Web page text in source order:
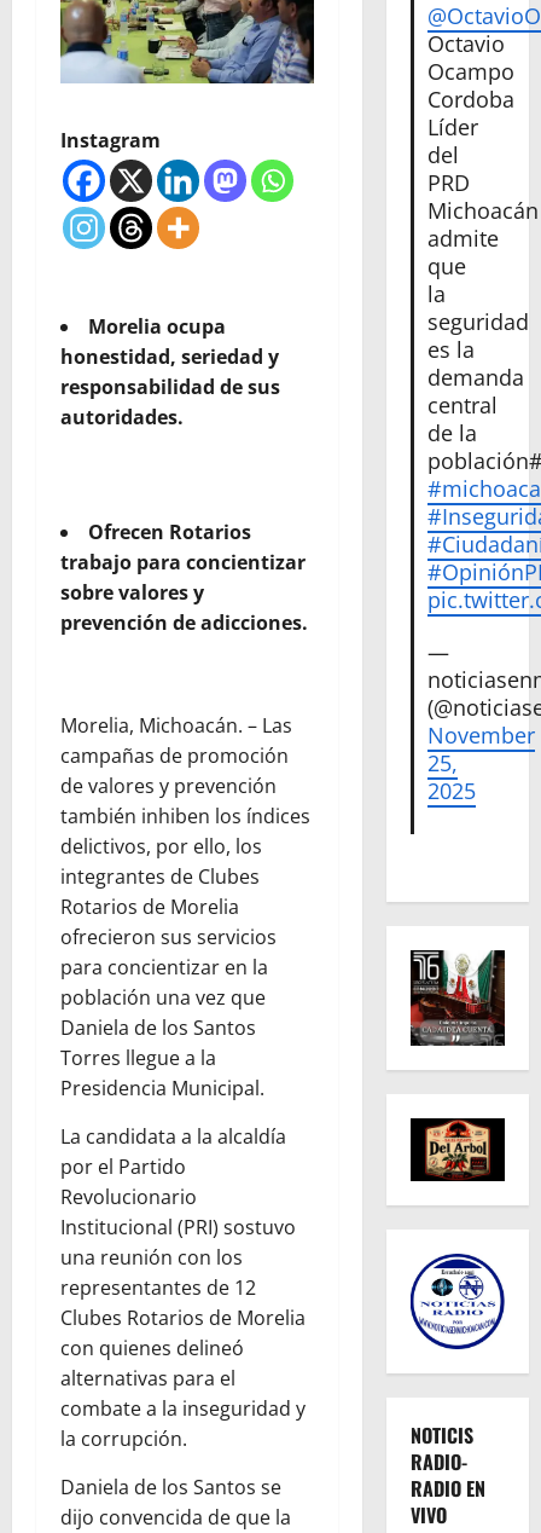
Instagram
Morelia ocupa
honestidad, seriedad y
responsabilidad de sus
autoridades.
Ofrecen Rotarios
trabajo para concientizar
sobre valores y
prevención de adicciones.
Morelia, Michoacán. – Las
campañas de promoción
de valores y prevención
también inhiben los índices
delictivos, por ello, los
integrantes de Clubes
Rotarios de Morelia
ofrecieron sus servicios
para concientizar en la
población una vez que
Daniela de los Santos
Torres llegue a la
Presidencia Municipal.
La candidata a la alcaldía
por el Partido
Revolucionario
Institucional (PRI) sostuvo
una reunión con los
representantes de 12
Clubes Rotarios de Morelia
con quienes delineó
alternativas para el
combate a la inseguridad y
la corrupción.
Daniela de los Santos se
dijo convencida de que la
Octavio
Ocampo
Cordoba
Líder
del
PRD
Michoacán
admite
que
la
seguridad
es la
demanda
central
de la
—
November
25,
2025
NOTICIS
RADIO-
RADIO EN
VIVO